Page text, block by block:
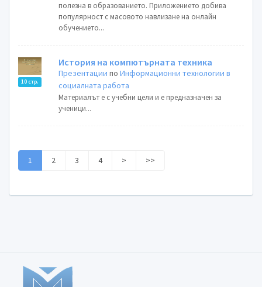
полезна в образованието. Приложението добива
популярност с масовото навлизане на онлайн
обучението...
10 стр.
История на компютърната техника
Презентации поИнформационни технологии в
социалната работа
Материалът е с учебни цели и е предназначен за
ученици...
1 2 3 4 > >>